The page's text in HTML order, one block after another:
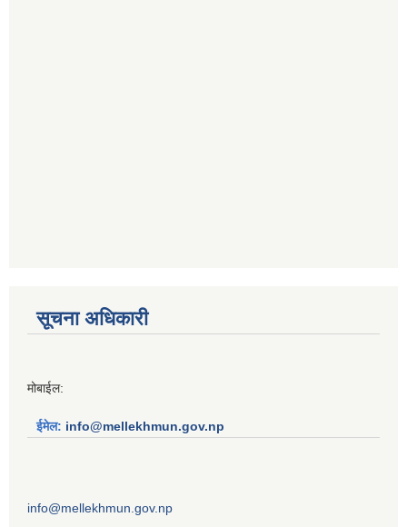
सूचना अधिकारी
मोबाईल:
ईमेल: info@mellekhmun.gov.np
info@mellekhmun.gov.np